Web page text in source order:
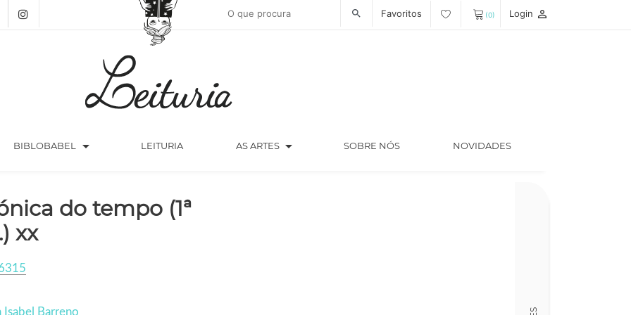
search Favoritos (0) Login person_outline
BIBLOBABEL arrow_drop_down LEITURIA AS ARTES arrow_drop_down SOBRE NÓS NOVIDADES
do tempo (1ª
xx
Isabel Barreno